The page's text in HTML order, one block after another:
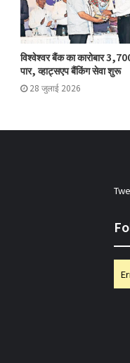
विश्वेश्वर बैंक का कारोबार
पार, व्हाट्सएप बैंकिंग सेवा शुरू
28 जुलाई 2026